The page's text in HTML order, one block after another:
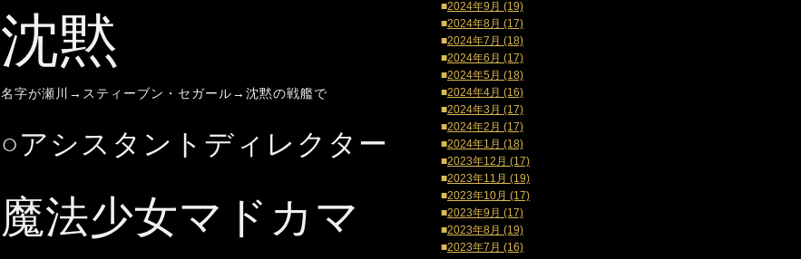
沈黙
名字が瀬川→スティーブン・セガール→沈黙の戦艦で
○アシスタントディレクター
魔法少女マドカマ
■2024年9月 (19)
■2024年8月 (17)
■2024年7月 (18)
■2024年6月 (17)
■2024年5月 (18)
■2024年4月 (16)
■2024年3月 (17)
■2024年2月 (17)
■2024年1月 (18)
■2023年12月 (17)
■2023年11月 (19)
■2023年10月 (17)
■2023年9月 (17)
■2023年8月 (19)
■2023年7月 (16)